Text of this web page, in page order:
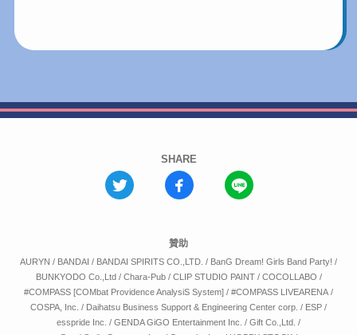
SHARE
贊助
AURYN / BANDAI / BANDAI SPIRITS CO.,LTD. / BanG Dream! Girls Band Party! /
BUNKYODO Co.,Ltd/ Chara-Pub/ CLIP STUDIO PAINT/ COCOLLABO /
#COMPASS [COMbat Providence AnalysiS System] / #COMPASS LIVEARENA /
COSPA, Inc. / Daihatsu Business Support & Engineering Center corp. / ESP /
esspride Inc. / GENDA GiGO Entertainment Inc. / Gift Co.,Ltd. /